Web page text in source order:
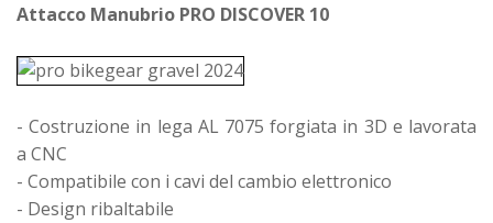
Attacco Manubrio PRO DISCOVER 10
- Costruzione in lega AL 7075 forgiata in 3D e lavorata
a CNC
- Compatibile con i cavi del cambio elettronico
- Design ribaltabile